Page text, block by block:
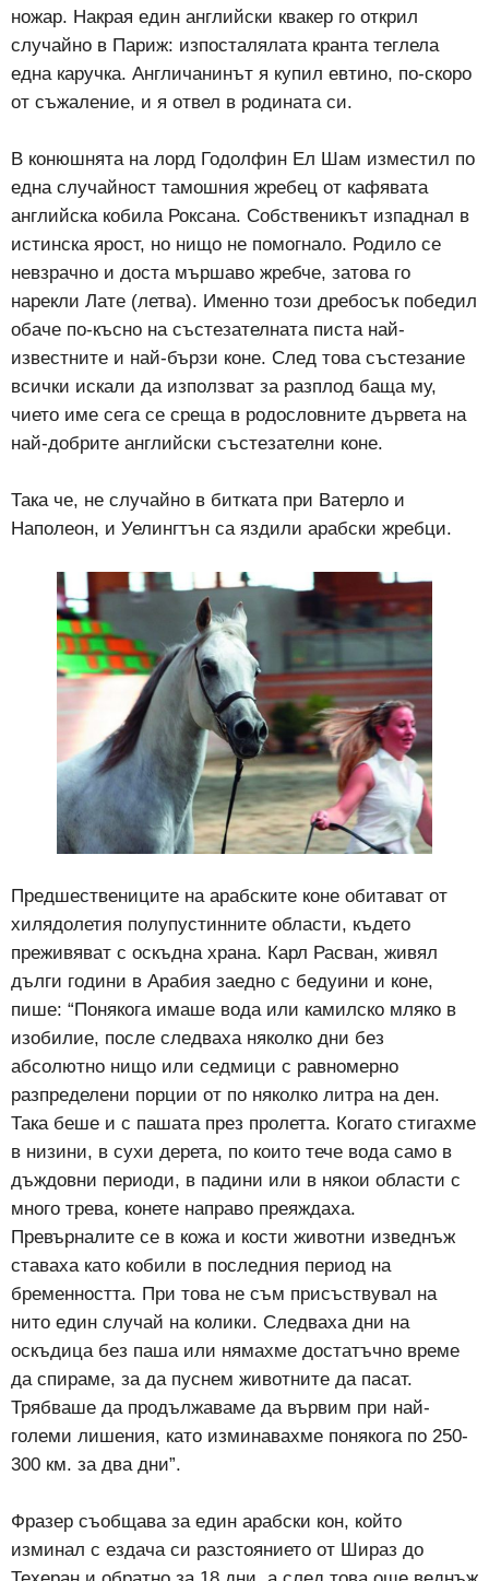
ножар. Накрая един английски квакер го открил
случайно в Париж: изпосталялата кранта теглела
една каручка. Англичанинът я купил евтино, по-скоро
от съжаление, и я отвел в родината си.
В конюшнята на лорд Годолфин Ел Шам изместил по
една случайност тамошния жребец от кафявата
английска кобила Роксана. Собственикът изпаднал в
истинска ярост, но нищо не помогнало. Родило се
невзрачно и доста мършаво жребче, затова го
нарекли Лате (летва). Именно този дребосък победил
обаче по-късно на състезателната писта най-
известните и най-бързи коне. След това състезание
всички искали да използват за разплод баща му,
чието име сега се среща в родословните дървета на
най-добрите английски състезателни коне.
Така че, не случайно в битката при Ватерло и
Наполеон, и Уелингтън са яздили арабски жребци.
Предшествениците на арабските коне обитават от
хилядолетия полупустинните области, където
преживяват с оскъдна храна. Карл Расван, живял
дълги години в Арабия заедно с бедуини и коне,
пише: “Понякога имаше вода или камилско мляко в
изобилие, после следваха няколко дни без
абсолютно нищо или седмици с равномерно
разпределени порции от по няколко литра на ден.
Така беше и с пашата през пролетта. Когато стигахме
в низини, в сухи дерета, по които тече вода само в
дъждовни периоди, в падини или в някои области с
много трева, конете направо преяждаха.
Превърналите се в кожа и кости животни изведнъж
ставаха като кобили в последния период на
бременността. При това не съм присъствувал на
нито един случай на колики. Следваха дни на
оскъдица без паша или нямахме достатъчно време
да спираме, за да пуснем животните да пасат.
Трябваше да продължаваме да вървим при най-
големи лишения, като изминавахме понякога по 250-
300 км. за два дни”.
Фразер съобщава за един арабски кон, който
изминал с ездача си разстоянието от Шираз до